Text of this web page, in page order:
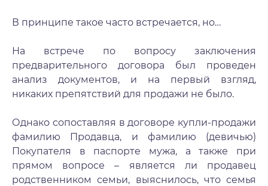
В принципе такое часто встречается, но…
На встрече по вопросу заключения
предварительного договора был проведен
анализ документов, и на первый взгляд,
никаких препятствий для продажи не было.
Однако сопоставляя в договоре купли-продажи
фамилию Продавца, и фамилию (девичью)
Покупателя в паспорте мужа, а также при
прямом вопросе – является ли продавец
родственником семьи, выяснилось, что семья